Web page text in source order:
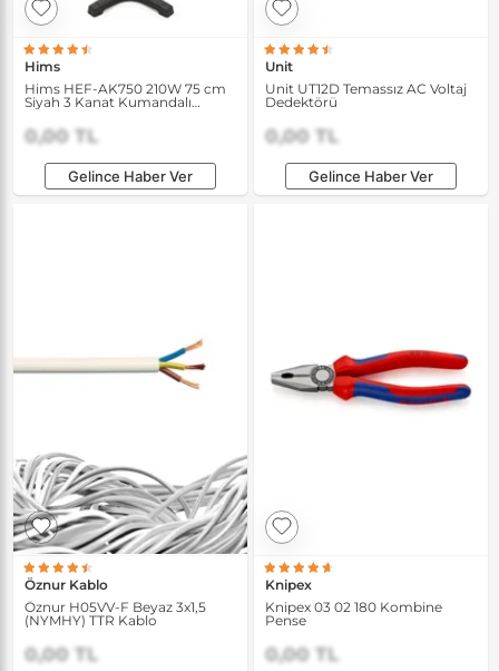
Hims
Hims HEF-AK750 210W 75 cm
Siyah 3 Kanat Kumandalı
Sanayi Tipi Ayaklı Vantilatör
0,00 TL
Gelince Haber Ver
Unit
Unit UT12D Temassız AC Voltaj
Dedektörü
0,00 TL
Gelince Haber Ver
Öznur Kablo
Öznur H05VV-F Beyaz 3x1,5
(NYMHY) TTR Kablo
0,00 TL
Knipex
Knipex 03 02 180 Kombine
Pense
0,00 TL